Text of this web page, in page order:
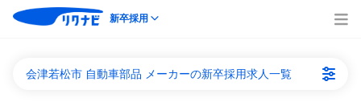
新卒採用
会津若松市 自動車部品 メーカーの新卒採用求人一覧